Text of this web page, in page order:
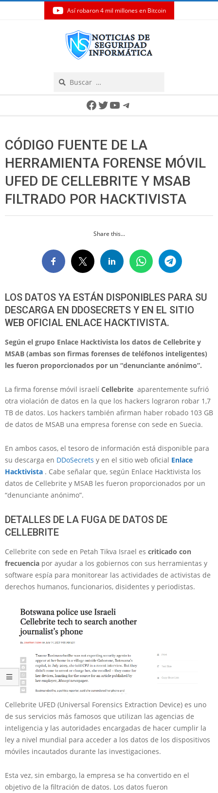
Así robaron 4 mil millones en Bitcoin
Facebook
Twitter
YouTube
Telegram
CÓDIGO FUENTE DE LA
HERRAMIENTA FORENSE MÓVIL
UFED DE CELLEBRITE Y MSAB
FILTRADO POR HACKTIVISTA
Share this...
LOS DATOS YA ESTÁN DISPONIBLES PARA SU
DESCARGA EN DDOSECRETS Y EN EL SITIO
WEB OFICIAL ENLACE HACKTIVISTA.
Según el grupo Enlace Hacktivista los datos de Cellebrite y
MSAB (ambas son firmas forenses de teléfonos inteligentes)
les fueron proporcionados por un “denunciante anónimo”.
La firma forense móvil israelí Cellebrite aparentemente sufrió
otra violación de datos en la que los hackers lograron robar 1,7
TB de datos. Los hackers también afirman haber robado 103 GB
de datos de MSAB una empresa forense con sede en Suecia.
En ambos casos, el tesoro de información está disponible para
su descarga en DDoSecrets y en el sitio web oficial Enlace
Hacktivista . Cabe señalar que, según Enlace Hacktivista los
datos de Cellebrite y MSAB les fueron proporcionados por un
“denunciante anónimo”.
DETALLES DE LA FUGA DE DATOS DE
CELLEBRITE
Cellebrite con sede en Petah Tikva Israel es criticado con
frecuencia por ayudar a los gobiernos con sus herramientas y
software espía para monitorear las actividades de activistas de
derechos humanos, funcionarios, disidentes y periodistas.
Cellebrite UFED (Universal Forensics Extraction Device) es uno
de sus servicios más famosos que utilizan las agencias de
inteligencia y las autoridades encargadas de hacer cumplir la
ley a nivel mundial para acceder a los datos de los dispositivos
móviles incautados durante las investigaciones.
Esta vez, sin embargo, la empresa se ha convertido en el
objetivo de la filtración de datos. Los datos fueron